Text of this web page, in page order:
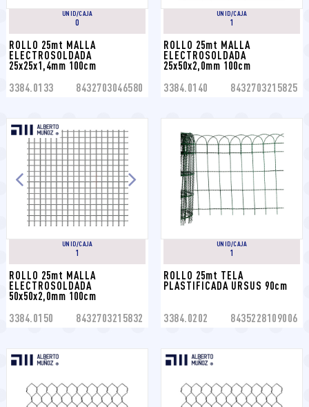
UNID/CAJA
0
ROLLO 25mt MALLA
ELECTROSOLDADA
25x25x1,4mm 100cm
3384.0133 8432703046580
UNID/CAJA
1
ROLLO 25mt MALLA
ELECTROSOLDADA
25x50x2,0mm 100cm
3384.0140 8432703215825
UNID/CAJA
1
ROLLO 25mt MALLA
ELECTROSOLDADA
50x50x2,0mm 100cm
3384.0150 8432703215832
UNID/CAJA
1
ROLLO 25mt TELA
PLASTIFICADA URSUS 90cm
3384.0202 8435228109006